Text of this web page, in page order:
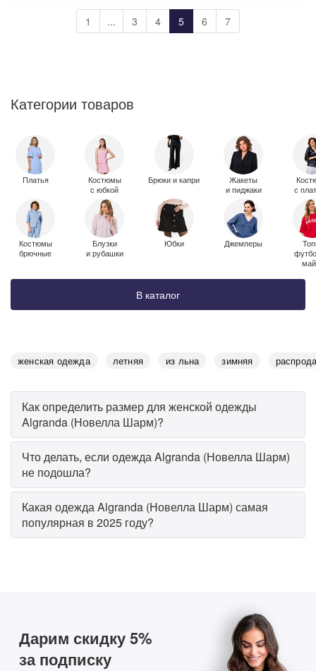
1 ... 3 4 5 6 7
Категории товаров
Платья
Костюмы
брючные
Костюмы
c юбкой
Блузки
и рубашки
Брюки и капри
Юбки
Жакеты
и пиджаки
Джемперы
с
В каталог
женская одежда летняя из льна зимняя
Как определить размер для женской одежды
Algranda (Новелла Шарм)?
Что делать, если одежда Algranda (Новелла Шарм)
не подошла?
Какая одежда Algranda (Новелла Шарм) самая
популярная в 2025 году?
Дарим скидку 5%
за подписку